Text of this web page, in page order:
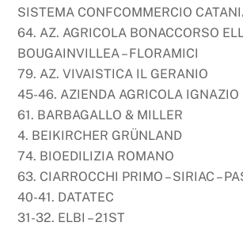
SISTEMA CONFCOMMERCIO
64. AZ. AGRICOLA BONACCORSO
BOUGAINVILLEA – FLORAMICI
79. AZ. VIVAISTICA IL GERANIO
45-46. AZIENDA AGRICOLA IGNAZIO
61. BARBAGALLO & MILLER
4. BEIKIRCHER GRÜNLAND
74. BIOEDILIZIA ROMANO
63. CIARROCCHI PRIMO – SIRIAC –
40-41. DATATEC
31-32. ELBI – 21ST